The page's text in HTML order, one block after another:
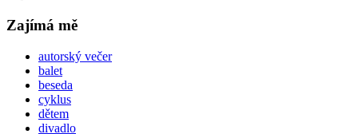
Zajímá mě
autorský večer
balet
beseda
cyklus
dětem
divadlo